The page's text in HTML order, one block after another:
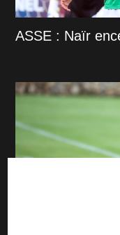
ASSE : Naïr